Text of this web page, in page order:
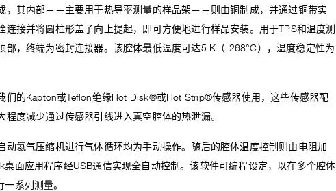
，其内部——主要用于热导率测量的样品架——则由铜制成，并通过铜带实
连接并将圆柱形盖子向上提起，即可方便地进行样品安装。用于TPS和温度测
部，终端为密封连接器。该腔体最低温度可达5 K（-268°C），温度稳定性为
们的Kapton或Teflon绝缘Hot Disk®或Hot Strip®传感器使用，这些传感器配
程度减少通过传感器引线进入真空腔体的热泄漏。
动氦气压缩机进行气体循环均为手动操作。随后的腔体温度控制则由电阻加
桌面应用程序经USB通信实现全自动控制。该软件可编程设定，以在多个腔体
系列测量。